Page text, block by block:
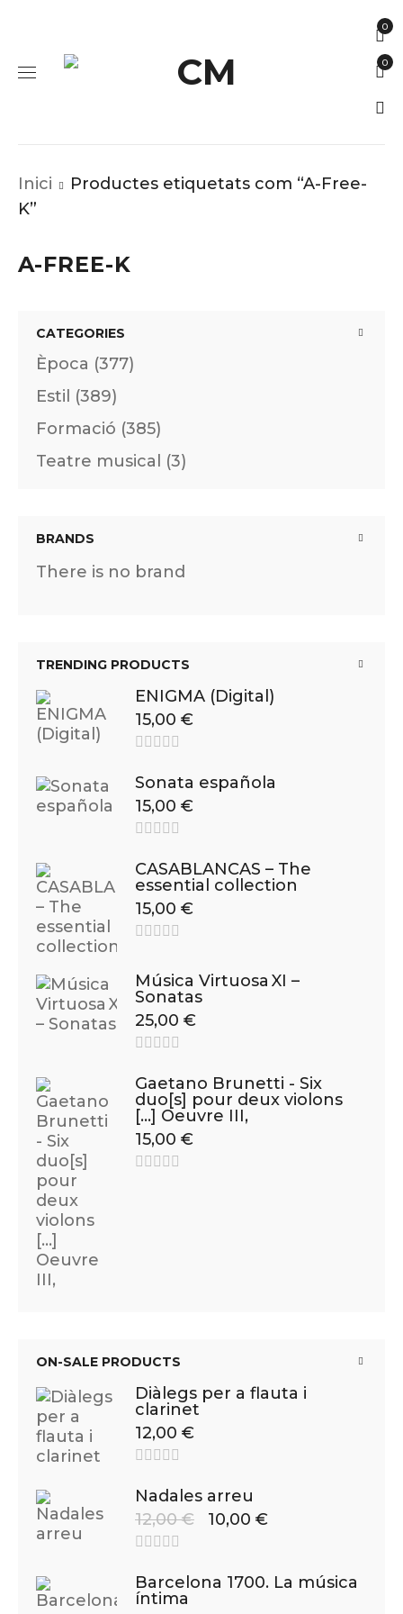
0
0
Inici
Productes etiquetats com “A-Free-
K”
A-FREE-K
CATEGORIES
Època (377)
Estil (389)
Formació (385)
Teatre musical (3)
BRANDS
There is no brand
TRENDING PRODUCTS
ENIGMA (Digital)
15,00 €
Sonata española
15,00 €
CASABLANCAS – The
essential collection
15,00 €
Música Virtuosa XI –
Sonatas
25,00 €
Gaetano Brunetti - Six
duo[s] pour deux violons
[…] Oeuvre III,
15,00 €
ON-SALE PRODUCTS
Diàlegs per a flauta i
clarinet
12,00 €
Nadales arreu
12,00€ 10,00 €
Barcelona 1700. La música
íntima